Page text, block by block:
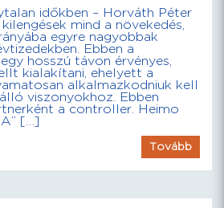
időkben – Horváth Péter
mind a növekedés,
egyre nagyobbak
Ebben a
hosszú távon érvényes,
kialakítani, ehelyett a
alkalmazkodniuk kell
viszonyokhoz. Ebben
a controller. Heimo
[…]
Tovább